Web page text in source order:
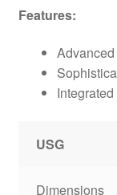
Features:
USG
Dimensions